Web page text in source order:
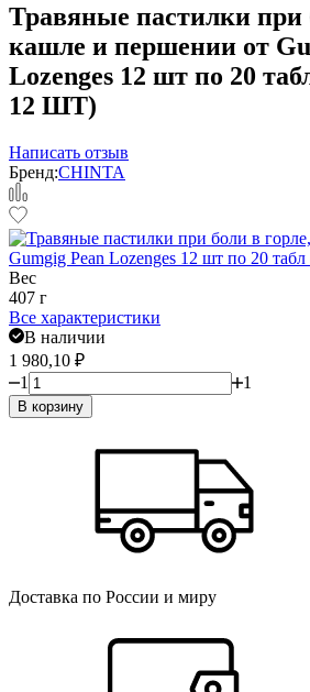
Травяные пастилки при
кашле и першении от
Lozenges 12 шт по 20
12 ШТ)
Написать отзыв
Бренд:CHINTA
Вес
407 г
Все характеристики
В наличии
1 980,10 ₽
1
1
В корзину
Доставка по России и миру